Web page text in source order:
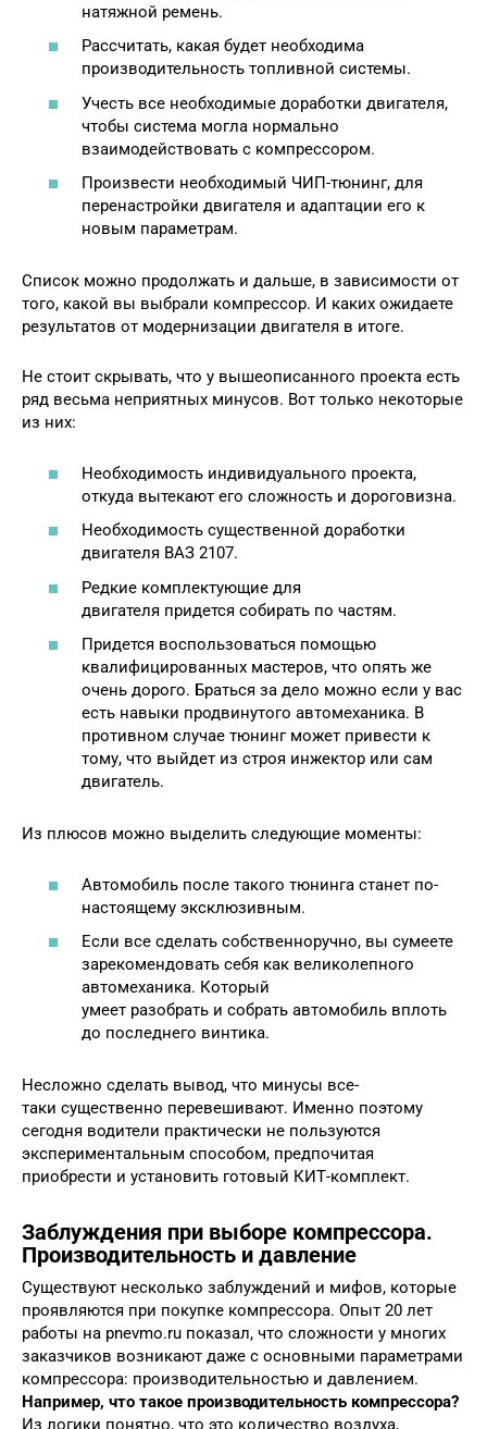
натяжной ремень.
Рассчитать, какая будет необходима
производительность топливной системы.
Учесть все необходимые доработки двигателя,
чтобы система могла нормально
взаимодействовать с компрессором.
Произвести необходимый ЧИП-тюнинг, для
перенастройки двигателя и адаптации его к
новым параметрам.
Список можно продолжать и дальше, в зависимости от
того, какой вы выбрали компрессор. И каких ожидаете
результатов от модернизации двигателя в итоге.
Не стоит скрывать, что у вышеописанного проекта есть
ряд весьма неприятных минусов. Вот только некоторые
из них:
Необходимость индивидуального проекта,
откуда вытекают его сложность и дороговизна.
Необходимость существенной доработки
двигателя ВАЗ 2107.
Редкие комплектующие для
двигателя придется собирать по частям.
Придется воспользоваться помощью
квалифицированных мастеров, что опять же
очень дорого. Браться за дело можно если у вас
есть навыки продвинутого автомеханика. В
противном случае тюнинг может привести к
тому, что выйдет из строя инжектор или сам
двигатель.
Из плюсов можно выделить следующие моменты:
Автомобиль после такого тюнинга станет по-
настоящему эксклюзивным.
Если все сделать собственноручно, вы сумеете
зарекомендовать себя как великолепного
автомеханика. Который
умеет разобрать и собрать автомобиль вплоть
до последнего винтика.
Несложно сделать вывод, что минусы все-
таки существенно перевешивают. Именно поэтому
сегодня водители практически не пользуются
экспериментальным способом, предпочитая
приобрести и установить готовый КИТ-комплект.
Заблуждения при выборе компрессора.
Производительность и давление
Существуют несколько заблуждений и мифов, которые
проявляются при покупке компрессора. Опыт 20 лет
работы на pnevmo.ru показал, что сложности у многих
заказчиков возникают даже с основными параметрами
компрессора: производительностью и давлением.
Например, что такое производительность компрессора?
Из логики понятно, что это количество воздуха,